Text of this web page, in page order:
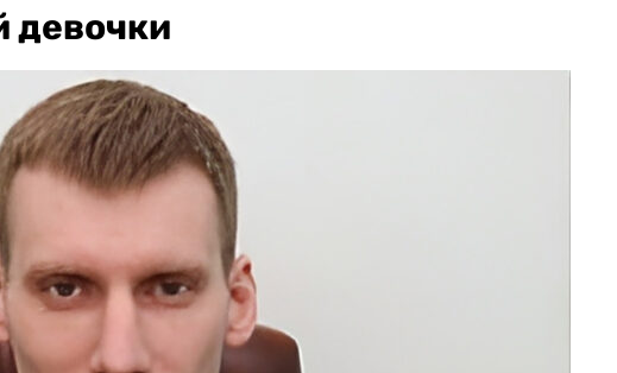
девочки